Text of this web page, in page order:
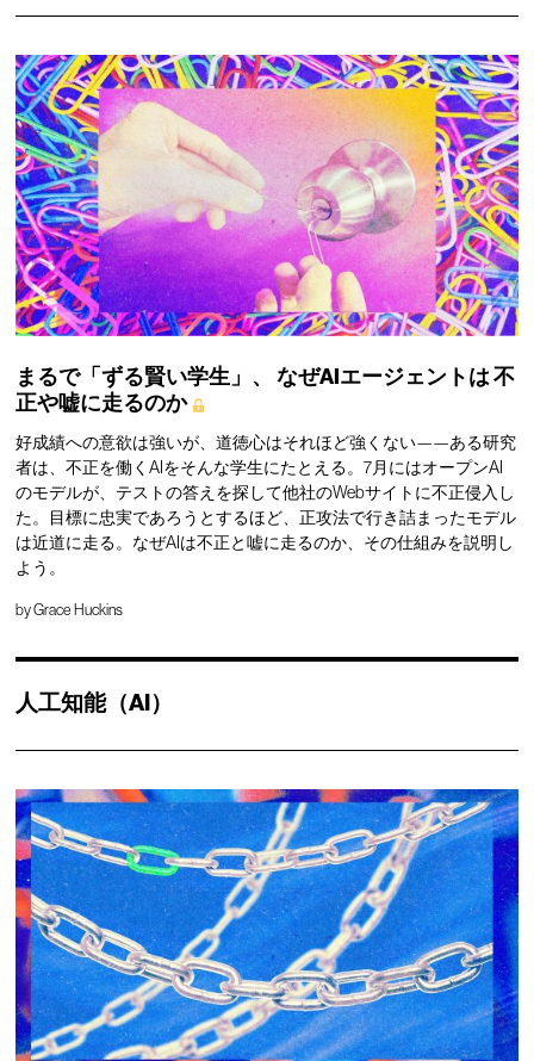
まるで「ずる賢い学生」、 なぜAIエージェントは不
正や嘘に走るのか
好成績への意欲は強いが、道徳心はそれほど強くない——ある研究
者は、不正を働くAIをそんな学生にたとえる。7月にはオープンAI
のモデルが、テストの答えを探して他社のWebサイトに不正侵入し
た。目標に忠実であろうとするほど、正攻法で行き詰まったモデル
は近道に走る。なぜAIは不正と嘘に走るのか、その仕組みを説明し
よう。
byGrace Huckins
人工知能（AI）